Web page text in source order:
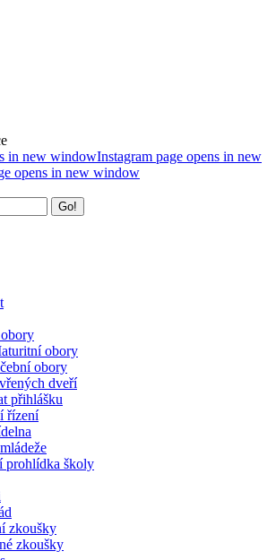
in new windowInstagram page opens in new
opens in new window
obory
obory
dveří
přihlášku
řízení
prohlídka školy
zkoušky
zkoušky